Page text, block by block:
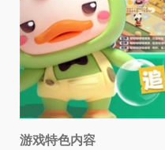
游戏特色内容